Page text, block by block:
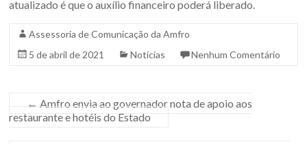
atualizado é que o auxílio financeiro poderá liberado.
Assessoria de Comunicação da Amfro
5 de abril de 2021
Notícias Nenhum Comentário
← Amfro envia ao governador nota de apoio aos
restaurante e hotéis do Estado